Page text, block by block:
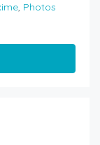
, Photos